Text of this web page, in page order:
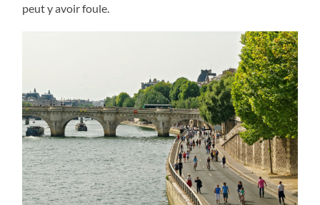
peut y avoir foule.